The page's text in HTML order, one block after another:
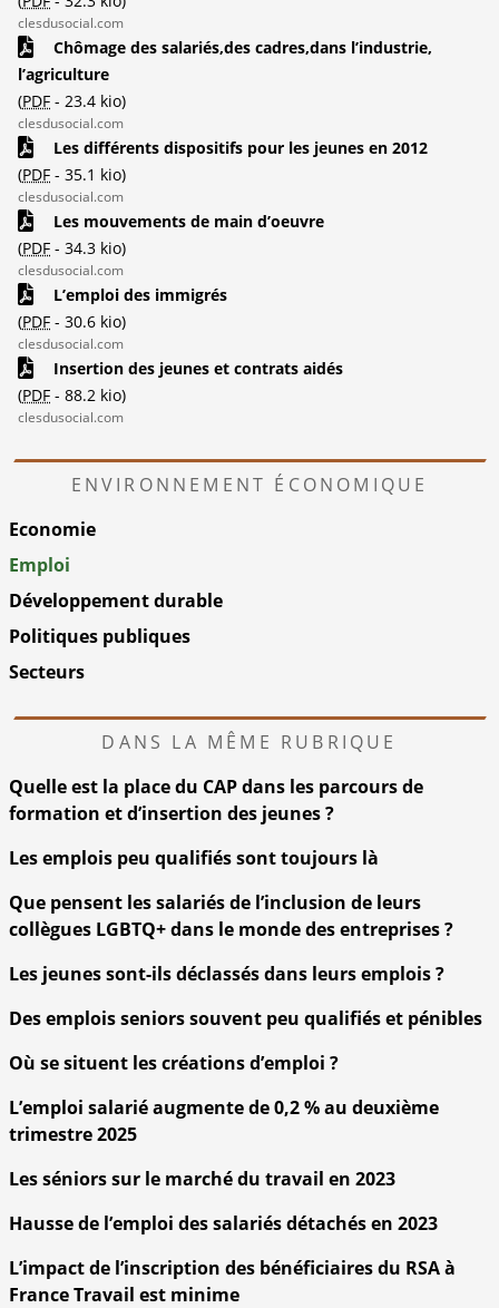
clesdusocial.com
Chômage des salariés,des cadres,dans l’industrie,
l’agriculture
(PDF - 23.4 kio)
clesdusocial.com
Les différents dispositifs pour les jeunes en 2012
(PDF - 35.1 kio)
clesdusocial.com
Les mouvements de main d’oeuvre
(PDF - 34.3 kio)
clesdusocial.com
L’emploi des immigrés
(PDF - 30.6 kio)
clesdusocial.com
Insertion des jeunes et contrats aidés
(PDF - 88.2 kio)
clesdusocial.com
ENVIRONNEMENT ÉCONOMIQUE
Economie
Emploi
Développement durable
Politiques publiques
Secteurs
DANS LA MÊME RUBRIQUE
Quelle est la place du CAP dans les parcours de
formation et d’insertion des jeunes ?
Les emplois peu qualifiés sont toujours là
Que pensent les salariés de l’inclusion de leurs
collègues LGBTQ+ dans le monde des entreprises ?
Les jeunes sont-ils déclassés dans leurs emplois ?
Des emplois seniors souvent peu qualifiés et pénibles
Où se situent les créations d’emploi ?
L’emploi salarié augmente de 0,2 % au deuxième
trimestre 2025
Les séniors sur le marché du travail en 2023
Hausse de l’emploi des salariés détachés en 2023
L’impact de l’inscription des bénéficiaires du RSA à
France Travail est minime